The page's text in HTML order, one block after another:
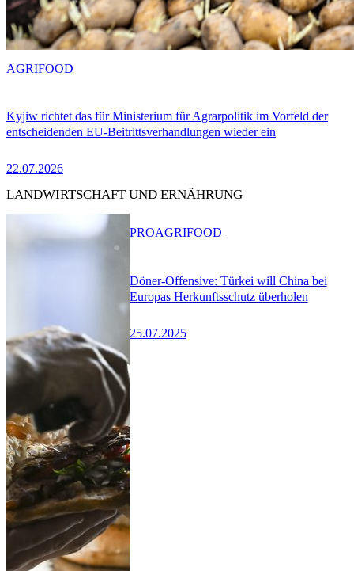
Kyjiw richtet das für Ministerium für Agrarpolitik im Vorfeld der
entscheidenden EU-Beitrittsverhandlungen wieder ein
22.07.2026
AGRIFOOD
LANDWIRTSCHAFT UND ERNÄHRUNG
Döner-Offensive: Türkei will China bei
Europas Herkunftsschutz überholen
25.07.2025
PROAGRIFOOD